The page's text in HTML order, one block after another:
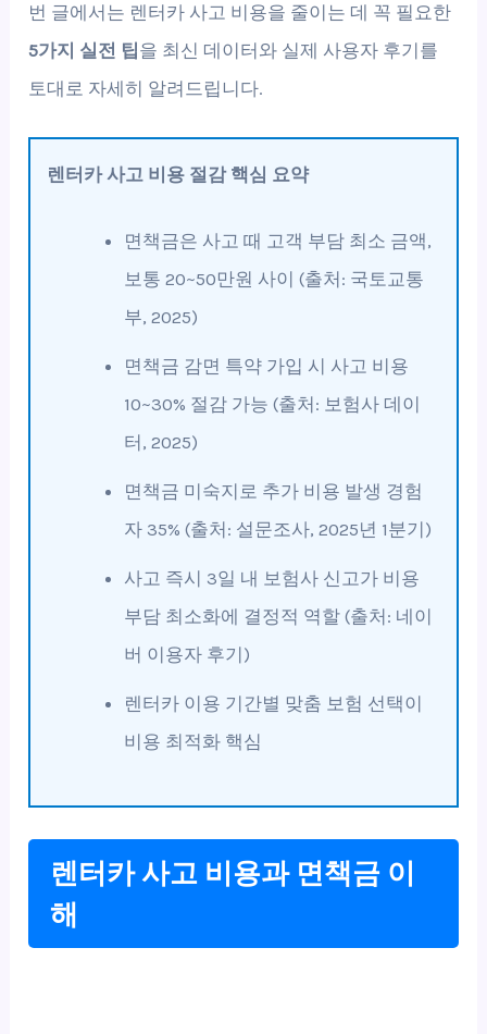
번 글에서는 렌터카 사고 비용을 줄이는 데 꼭 필요한
5가지 실전 팁 을 최신 데이터와 실제 사용자 후기를
토대로 자세히 알려드립니다.
렌터카 사고 비용 절감 핵심 요약
면책금은 사고 때 고객 부담 최소 금액,
보통 20~50만원 사이 (출처: 국토교통
부, 2025)
면책금 감면 특약 가입 시 사고 비용
10~30% 절감 가능 (출처: 보험사 데이
터, 2025)
면책금 미숙지로 추가 비용 발생 경험
자 35% (출처: 설문조사, 2025년 1분기)
사고 즉시 3일 내 보험사 신고가 비용
부담 최소화에 결정적 역할 (출처: 네이
버 이용자 후기)
렌터카 이용 기간별 맞춤 보험 선택이
비용 최적화 핵심
렌터카 사고 비용과 면책금 이
해